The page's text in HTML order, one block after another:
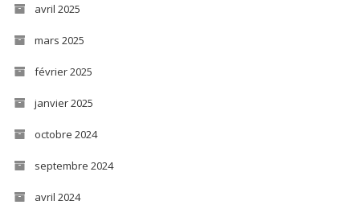
avril 2025
mars 2025
février 2025
janvier 2025
octobre 2024
septembre 2024
avril 2024